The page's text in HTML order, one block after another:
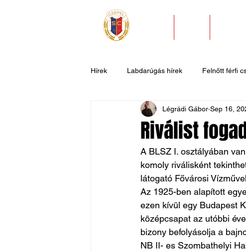
Hírek Labdarúgás hírek Felnőtt férfi
U9 U7 Evezős hírek
Csepel SC II Általános hírek
Riválist
Légrádi Gábor Sep 16,
A BLSZ I. osztályában
komoly riválisként
látogató Fővárosi
Az 1925-ben alapított
ezen kívül egy Budapest
középcsapat az utóbbi
bizony befolyásolja a
NB II- es Szombathelyi